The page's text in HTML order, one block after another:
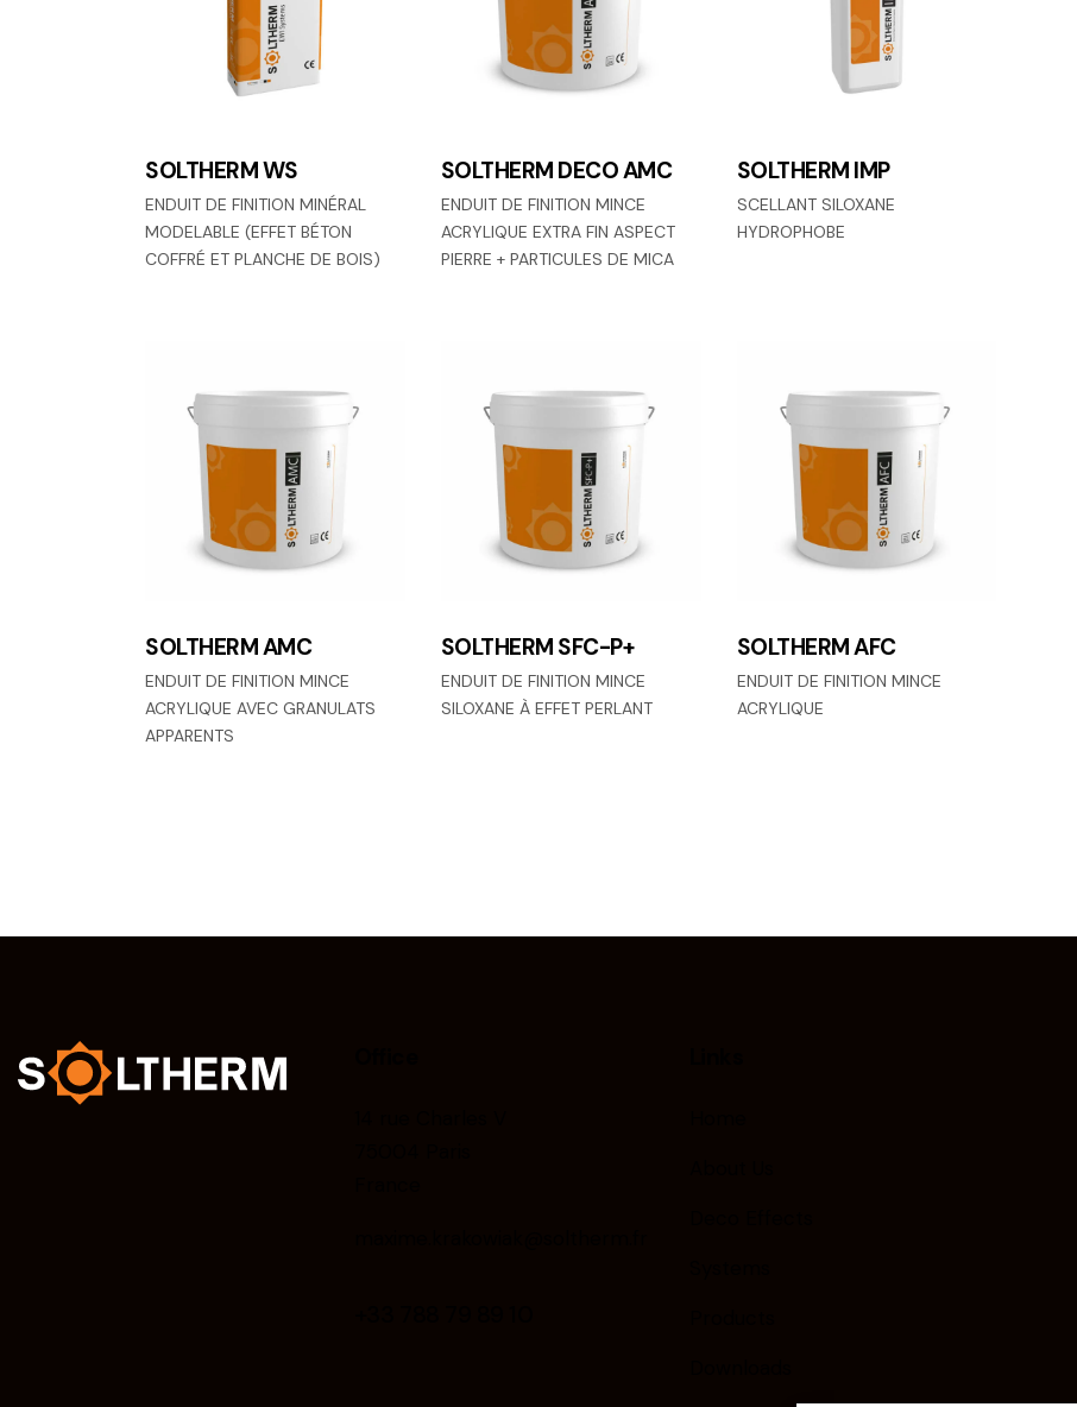
SOLTHERM WS
ENDUIT DE FINITION MINÉRAL
MODELABLE (EFFET BÉTON
COFFRÉ ET PLANCHE DE BOIS)
SOLTHERM DECO AMC
ENDUIT DE FINITION MINCE
ACRYLIQUE EXTRA FIN ASPECT
PIERRE + PARTICULES DE MICA
SOLTHERM IMP
SCELLANT SILOXANE
HYDROPHOBE
SOLTHERM AMC
ENDUIT DE FINITION MINCE
ACRYLIQUE AVEC GRANULATS
APPARENTS
SOLTHERM SFC-P+
ENDUIT DE FINITION MINCE
SILOXANE À EFFET PERLANT
SOLTHERM AFC
ENDUIT DE FINITION MINCE
ACRYLIQUE